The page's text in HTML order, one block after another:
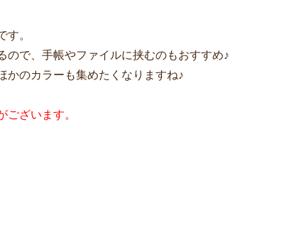
す。
ので、手帳やファイルに挟むのもおすすめ♪
かのカラーも集めたくなりますね♪
ざいます。